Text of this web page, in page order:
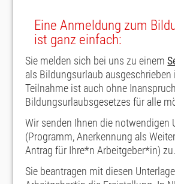
Eine Anmeldung zum
ist ganz einfach:
Sie melden sich bei uns zu einem
als Bildungsurlaub ausgeschrieben
Teilnahme ist auch ohne
Bildungsurlaubsgesetzes für alle
Wir senden Ihnen die notwendigen
(Programm, Anerkennung als
Antrag für Ihre*n Arbeitgeber*in) zu.
Sie beantragen mit diesen